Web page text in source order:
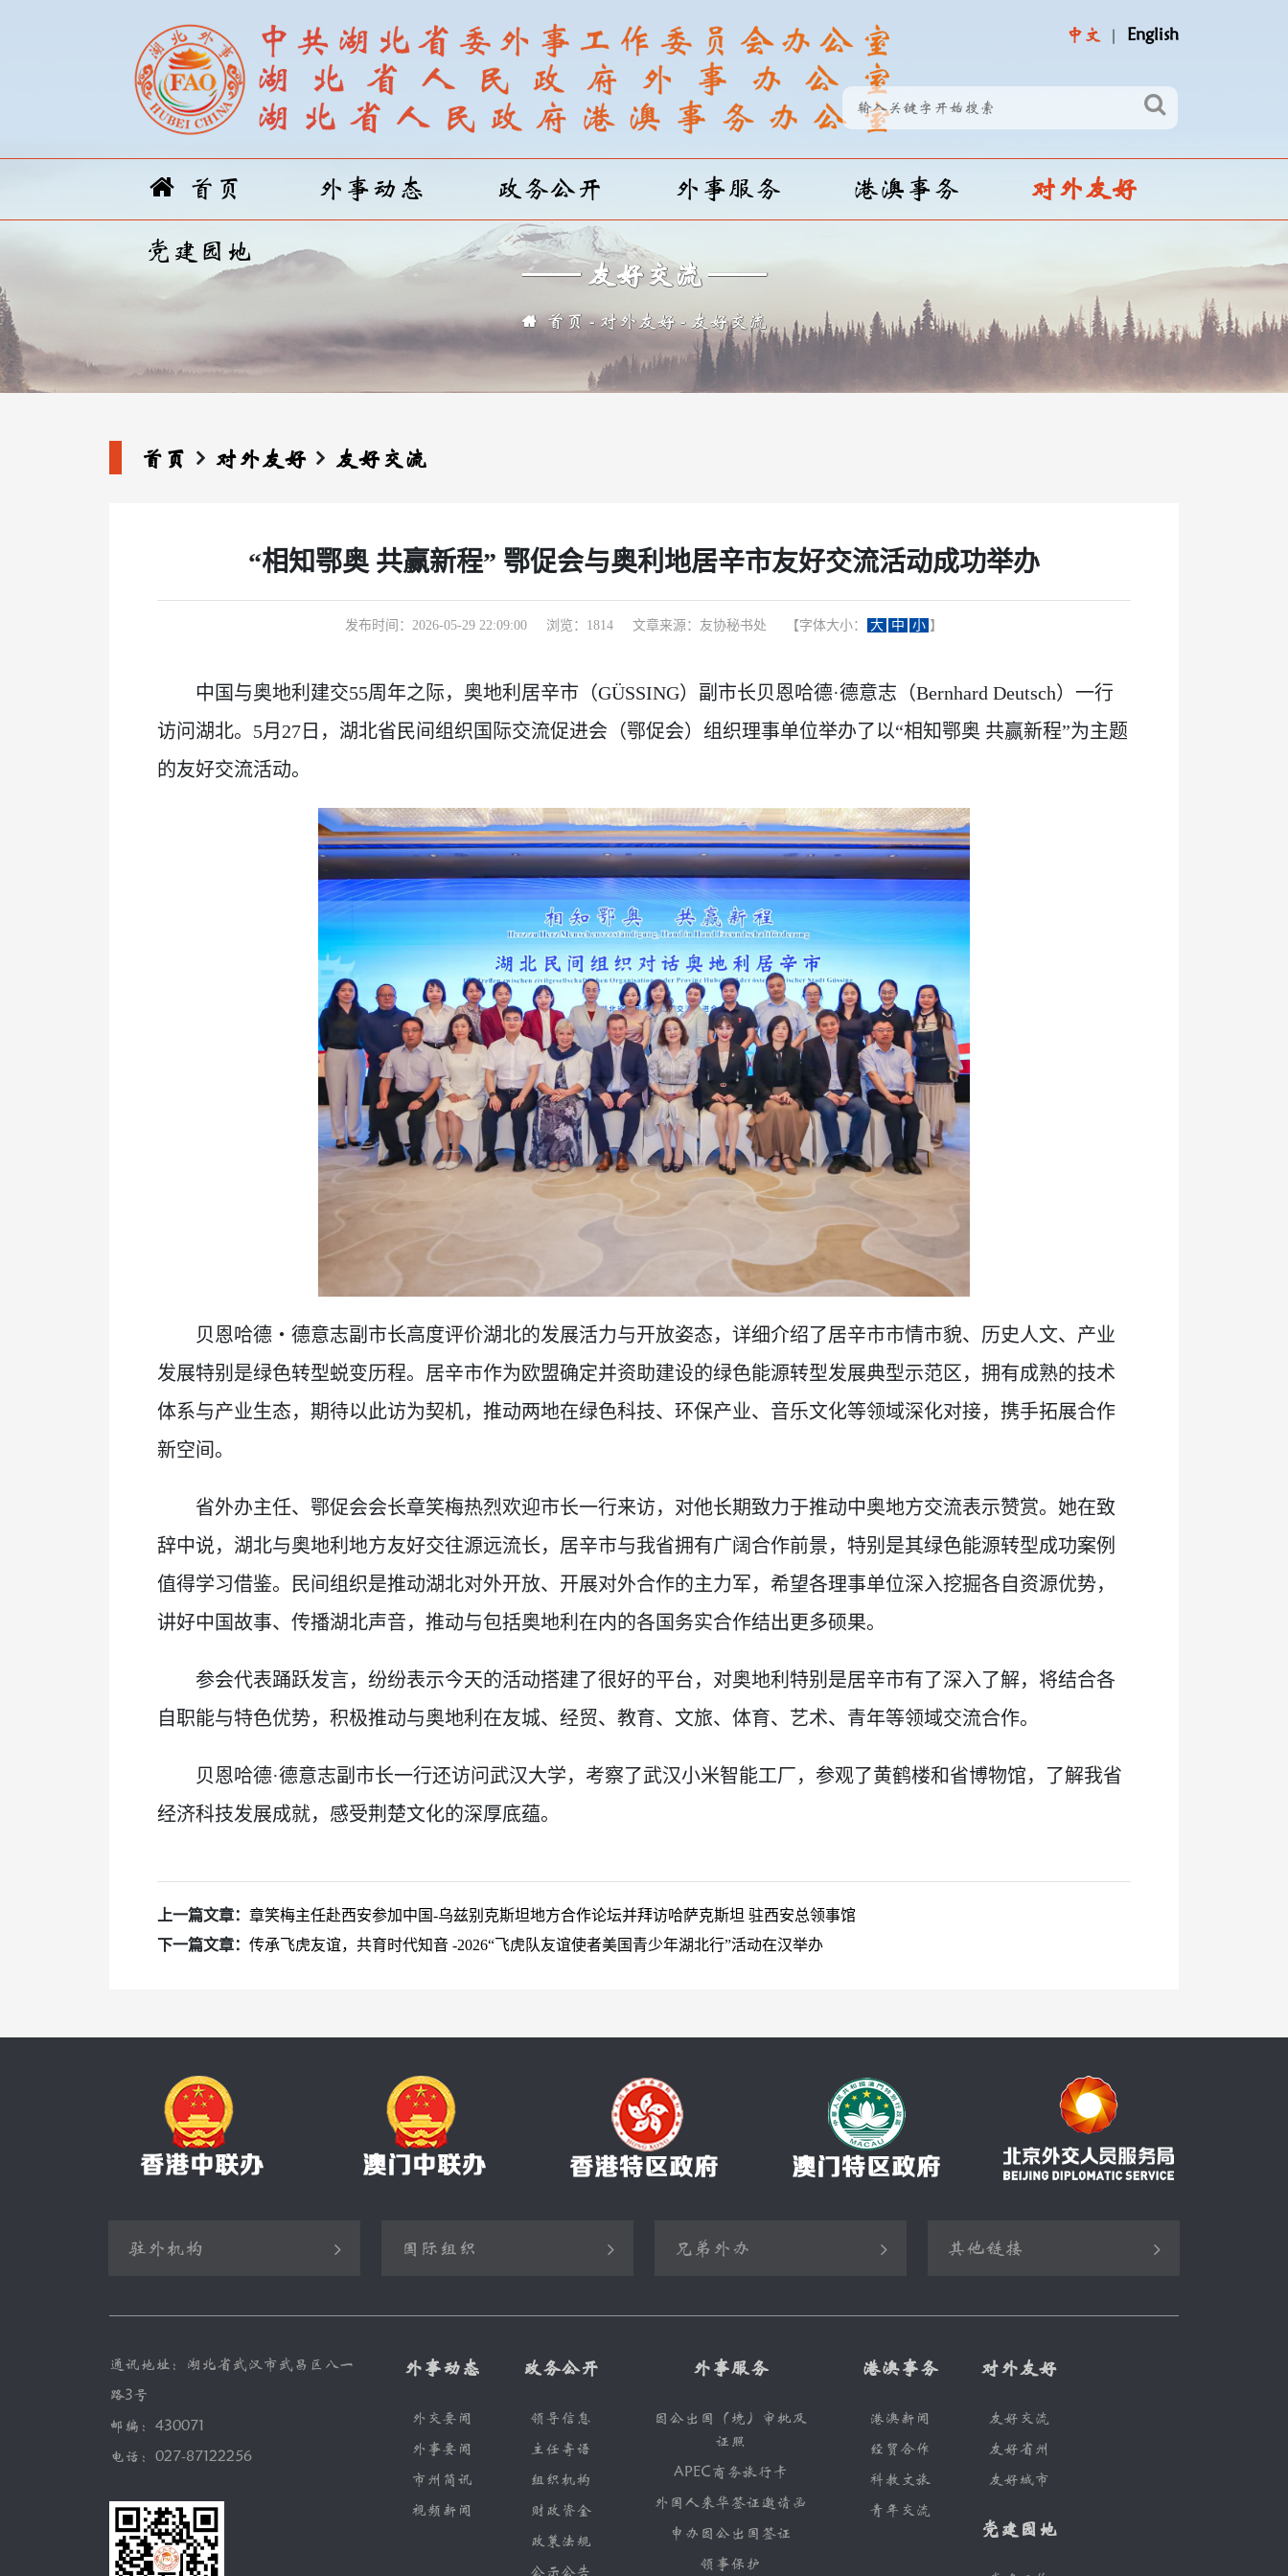
中文 English
首页 外事动态 政务公开 外事服务 港澳事务 对外友好
党建园地
—— 友好交流 ——
首页 对外友好 友好交流
首页 对外友好 友好交流
“相知鄂奥 共赢新程” 鄂促会与奥利地居辛市友好交流活动成功举办
发布时间：2026-05-29 22:09:00 浏览： 1814 文章来源：友协秘书处 【字体大小： 大 中 小 】
中国与奥地利建交55周年之际，奥地利居辛市（GÜSSING）副市长贝恩哈德·德意志（Bernhard Deutsch）一行
访问湖北。5月27日，湖北省民间组织国际交流促进会（鄂促会）组织理事单位举办了以“相知鄂奥 共赢新程”为主题
的友好交流活动。
贝恩哈德・德意志副市长高度评价湖北的发展活力与开放姿态，详细介绍了居辛市市情市貌、历史人文、产业
发展特别是绿色转型蜕变历程。居辛市作为欧盟确定并资助建设的绿色能源转型发展典型示范区，拥有成熟的技术
体系与产业生态，期待以此访为契机，推动两地在绿色科技、环保产业、音乐文化等领域深化对接，携手拓展合作
新空间。
省外办主任、鄂促会会长章笑梅热烈欢迎市长一行来访，对他长期致力于推动中奥地方交流表示赞赏。她在致
辞中说，湖北与奥地利地方友好交往源远流长，居辛市与我省拥有广阔合作前景，特别是其绿色能源转型成功案例
值得学习借鉴。民间组织是推动湖北对外开放、开展对外合作的主力军，希望各理事单位深入挖掘各自资源优势，
讲好中国故事、传播湖北声音，推动与包括奥地利在内的各国务实合作结出更多硕果。
参会代表踊跃发言，纷纷表示今天的活动搭建了很好的平台，对奥地利特别是居辛市有了深入了解，将结合各
自职能与特色优势，积极推动与奥地利在友城、经贸、教育、文旅、体育、艺术、青年等领域交流合作。
贝恩哈德·德意志副市长一行还访问武汉大学，考察了武汉小米智能工厂，参观了黄鹤楼和省博物馆，了解我省
经济科技发展成就，感受荆楚文化的深厚底蕴。
上一篇文章： 章笑梅主任赴西安参加中国-乌兹别克斯坦地方合作论坛并拜访哈萨克斯坦 驻西安总领事馆
下一篇文章： 传承飞虎友谊，共育时代知音 -2026“飞虎队友谊使者美国青少年湖北行”活动在汉举办
驻外机构
驻里约热内卢总领馆
驻瑞典使馆
驻瑞士使馆
驻新西兰使馆
国际组织
联合国儿童基金
世界粮食计划署
兄弟外办
四川省外事办公室
甘肃省外事办公室
内蒙古外事办公室
其他链接
上海合作组织
中国领事服务网
央广网
通讯地址：湖北省武汉市武昌区八一
路3号
邮编：430071
电话：027-87122256
外事动态
外交要闻
外事要闻
市州简讯
视频新闻
政务公开
领导信息
主任寄语
组织机构
财政资金
政策法规
公示公告
外事服务
因公出国（境）审批及
证照
APEC商务旅行卡
外国人来华签证邀请函
申办因公出国签证
领事保护
港澳事务
港澳新闻
经贸合作
科教文旅
青年交流
对外友好
友好交流
友好省州
友好城市
党建园地